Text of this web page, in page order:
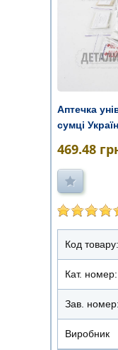
Аптечка
сумці
469.48
Код товару:
Кат. номер:
Зав. номер:
Виробник